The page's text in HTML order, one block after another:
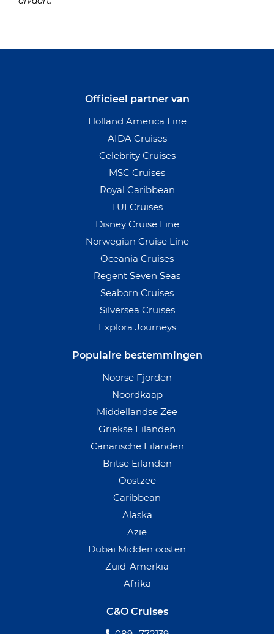
Officieel partner van
Holland America Line
AIDA Cruises
Celebrity Cruises
MSC Cruises
Royal Caribbean
TUI Cruises
Disney Cruise Line
Norwegian Cruise Line
Oceania Cruises
Regent Seven Seas
Seaborn Cruises
Silversea Cruises
Explora Journeys
Populaire bestemmingen
Noorse Fjorden
Noordkaap
Middellandse Zee
Griekse Eilanden
Canarische Eilanden
Britse Eilanden
Oostzee
Caribbean
Alaska
Azië
Dubai Midden oosten
Zuid-Amerkia
Afrika
C&O Cruises